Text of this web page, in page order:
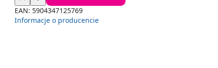
EAN: 5904347125769
Informacje o producencie